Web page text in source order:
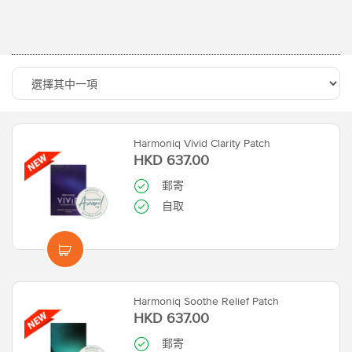
Harmoniq Vivid Clarity Patch
HKD 637.00
郵寄
自取
Harmoniq Soothe Relief Patch
HKD 637.00
郵寄